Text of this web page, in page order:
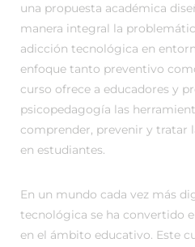
una propuesta académica
manera integral la
adicción tecnológica en
enfoque tanto preventivo
curso ofrece a educadores y
psicopedagogía las
comprender, prevenir y tratar
en estudiantes.
En un mundo cada vez más
tecnológica se ha convertido
en el ámbito educativo. Este